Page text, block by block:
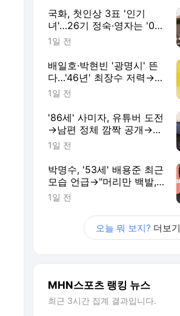
국화, 첫인상 3표 '인기
녀'…26기 정숙·영자는 '0
표' 희비('나솔사계')
1일 전
배일호·박현빈 '광명시' 뜬
다…'46년' 최장수 저력→동
시간대 1위 사수 '전국노래
1일 전
'86세' 사미자, 유튜버 도전
→남편 정체 깜짝 공개→눈
물…"63년 만에 처음"
1일 전
박명수, '53세' 배용준 최근
모습 언급→"머리만 백발,
얼굴 그대로더라" 감탄 ('라
1일 전
오늘 뭐 보지? 더보기
MHN스포츠 랭킹 뉴스
최근 3시간 집계 결과입니다.